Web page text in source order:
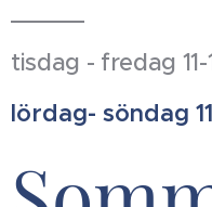
tisdag - fredag 11-
lördag- söndag